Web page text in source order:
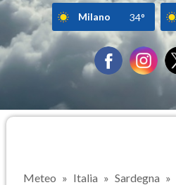
Milano 34°
Meteo Italia Sardegna